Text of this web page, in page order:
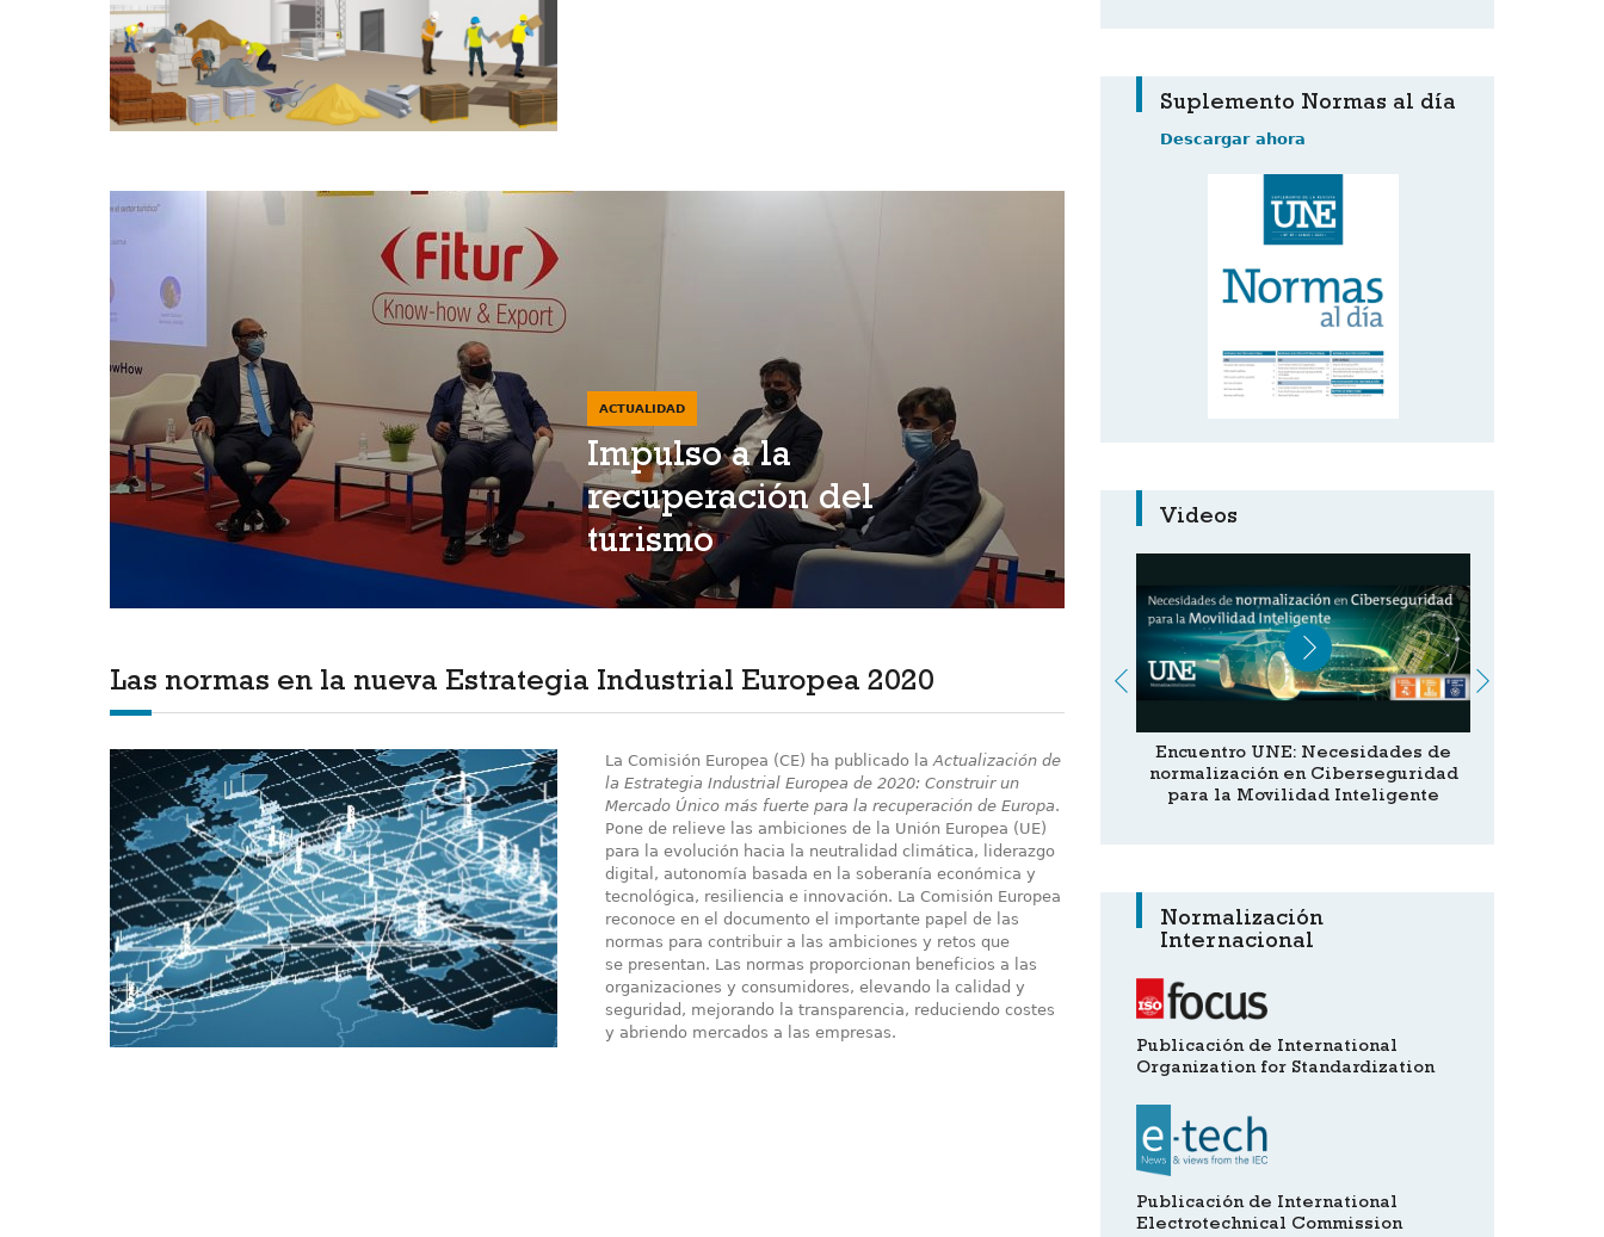
Suplemento Normas al día
Descargar ahora
Videos
Importancia de las normas en el
sector juguetero
Encuentro UNE: Necesidades de
normalización en Ciberseguridad
para la Movilidad Inteligente
Normalización
Internacional
Publicación de International
Organization for Standardization
Publicación de International
Electrotechnical Commission
ACTUALIDAD
Impulso a la
recuperación del
turismo
Las normas en la nueva Estrategia Industrial Europea 2020
La Comisión Europea (CE) ha publicado la Actualización de
la Estrategia Industrial Europea de 2020: Construir un
Mercado Único más fuerte para la recuperación de Europa.
Pone de relieve las ambiciones de la Unión Europea (UE)
para la evolución hacia la neutralidad climática, liderazgo
digital, autonomía basada en la soberanía económica y
tecnológica, resiliencia e innovación. La Comisión Europea
reconoce en el documento el importante papel de las
normas para contribuir a las ambiciones y retos que
se presentan. Las normas proporcionan beneficios a las
organizaciones y consumidores, elevando la calidad y
seguridad, mejorando la transparencia, reduciendo costes
y abriendo mercados a las empresas.